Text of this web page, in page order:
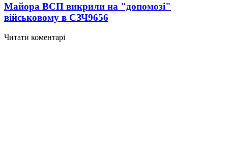
Майора ВСП викрили на "допомозі"
військовому в СЗЧ9656
Читати коментарі